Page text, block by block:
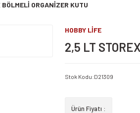
ORGANİZER KUTU
HOBBY LİFE
2,5 LT
Stok Kodu:D21309
Ürün Fiyatı :